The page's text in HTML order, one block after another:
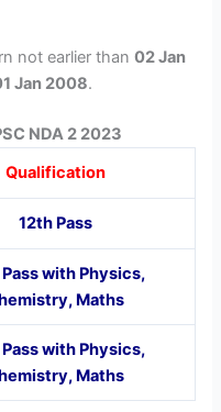
not earlier than02 Jan
Jan 2008.
NDA 2 2023
Qualification
12th Pass
with Physics,
Maths
with Physics,
Maths